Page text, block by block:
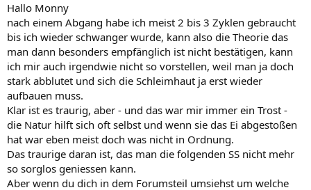
Hallo Monny
nach einem Abgang habe ich meist 2 bis 3 Zyklen gebraucht
bis ich wieder schwanger wurde, kann also die Theorie das
man dann besonders empfänglich ist nicht bestätigen, kann
ich mir auch irgendwie nicht so vorstellen, weil man ja doch
stark abblutet und sich die Schleimhaut ja erst wieder
aufbauen muss.
Klar ist es traurig, aber - und das war mir immer ein Trost -
die Natur hilft sich oft selbst und wenn sie das Ei abgestoßen
hat war eben meist doch was nicht in Ordnung.
Das traurige daran ist, das man die folgenden SS nicht mehr
so sorglos geniessen kann.
Aber wenn du dich in dem Forumsteil umsiehst um welche